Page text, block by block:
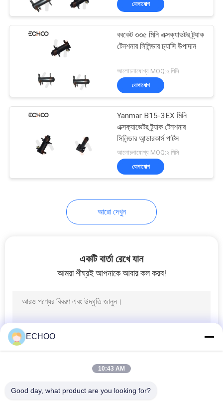
যোগাযোগ
ববকেট ৩৩৫ মিনি এক্সক্যাভটর ট্র্যাক
টেনশনার সিলিন্ডার চ্যাসি উপাদান
আলোচনাযোগ্য MOQ:২ পিসি
যোগাযোগ
Yanmar B15-3EX মিনি
এক্সক্যাভেটর ট্র্যাক টেনশনার
সিলিন্ডার আন্ডারকার্স পার্টস
আলোচনাযোগ্য MOQ:২ পিসি
যোগাযোগ
আরো দেখুন
একটি বার্তা রেখে যান
আমরা শীঘ্রই আপনাকে আবার কল করব!
ECHOO
10:43 AM
Good day, what product are you looking for?